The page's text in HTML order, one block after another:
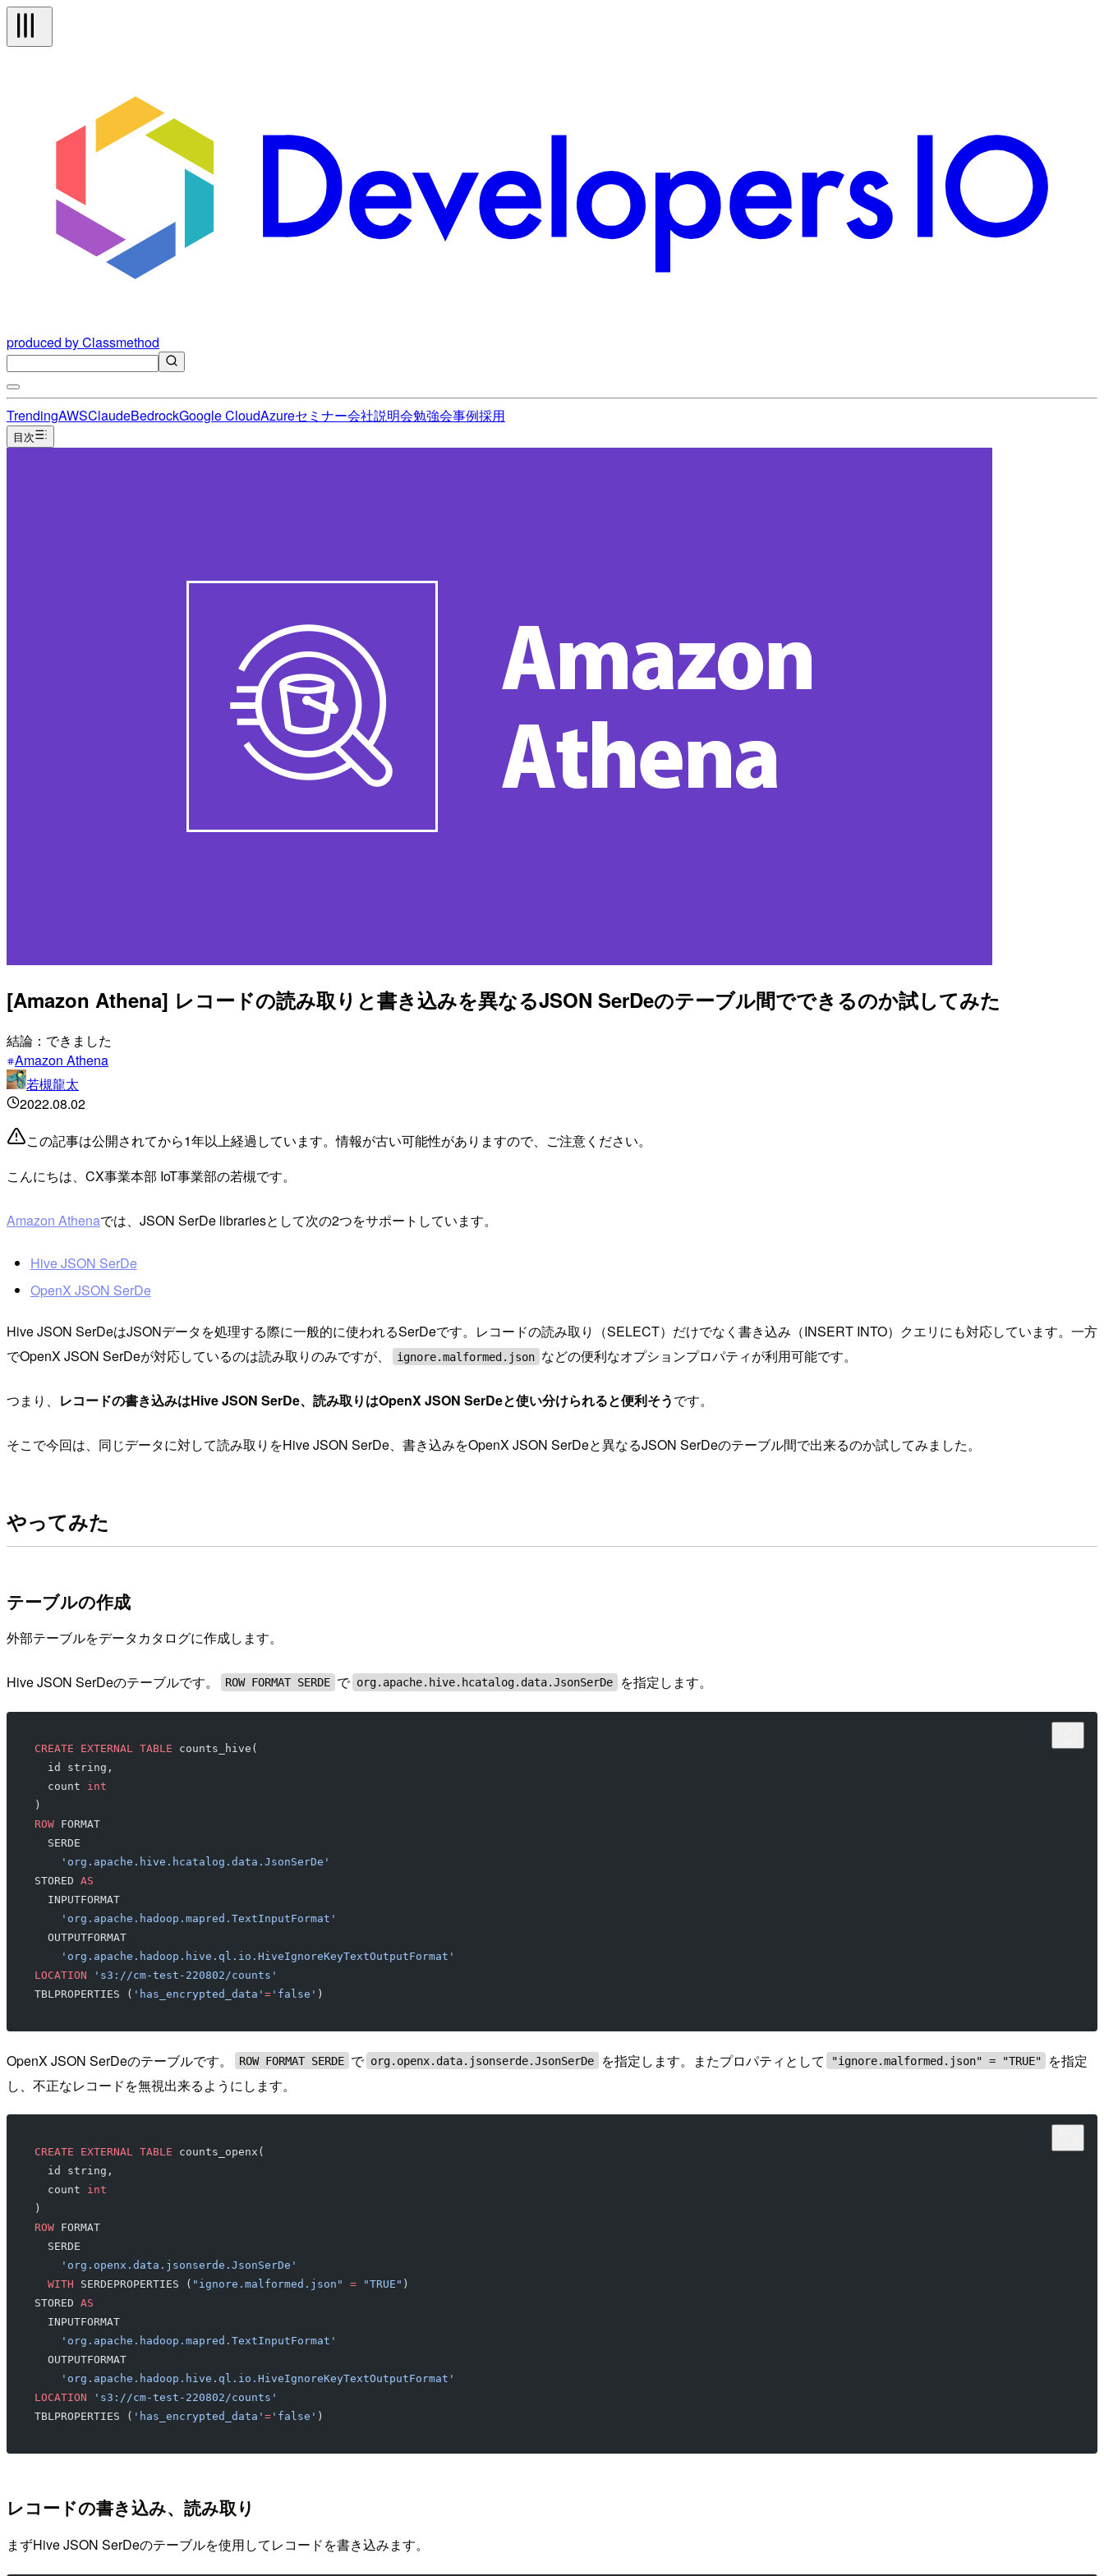
produced by Classmethod
TrendingAWSClaudeBedrockGoogle CloudAzureセミナー会社説明会勉強会事例採用
目次
[Amazon Athena] レコードの読み取りと書き込みを異なるJSON SerDeのテーブル間でできるのか試してみた
結論：できました
Amazon Athena
若槻龍太
2022.08.02
この記事は公開されてから1年以上経過しています。情報が古い可能性がありますので、ご注意ください。
こんにちは、CX事業本部 IoT事業部の若槻です。
Amazon Athenaでは、JSON SerDe librariesとして次の2つをサポートしています。
Hive JSON SerDe
OpenX JSON SerDe
Hive JSON SerDeはJSONデータを処理する際に一般的に使われるSerDeです。レコードの読み取り（SELECT）だけでなく書き込み（INSERT INTO）クエリにも対応しています。一方
でOpenX JSON SerDeが対応しているのは読み取りのみですが、
ignore.malformed.json などの便利なオプションプロパティが利用可能です。
つまり、 レコードの書き込みはHive JSON SerDe、読み取りはOpenX JSON SerDeと使い分けられると便利そうです。
そこで今回は、同じデータに対して読み取りをHive JSON SerDe、書き込みをOpenX JSON SerDeと異なるJSON SerDeのテーブル間で出来るのか試してみました。
やってみた
テーブルの作成
外部テーブルをデータカタログに作成します。
Hive JSON SerDeのテーブルです。 ROW FORMAT SERDE で org.apache.hive.hcatalog.data.JsonSerDe を指定します。
CREATE EXTERNAL TABLE counts_hive(
  id string,
  count
int
)
ROW FORMAT
  SERDE
    'org.apache.hive.hcatalog.data.JsonSerDe'
STORED AS
  INPUTFORMAT
    'org.apache.hadoop.mapred.TextInputFormat'
  OUTPUTFORMAT
    'org.apache.hadoop.hive.ql.io.HiveIgnoreKeyTextOutputFormat'
LOCATION 's3://cm-test-220802/counts'
TBLPROPERTIES ( 'has_encrypted_data' ='false' )
OpenX JSON SerDeのテーブルです。 ROW FORMAT SERDE で org.openx.data.jsonserde.JsonSerDe を指定します。またプロパティとして "ignore.malformed.json" = "TRUE"
を指定
し、不正なレコードを無視出来るようにします。
CREATE EXTERNAL TABLE counts_openx(
  id string,
  count
int
)
ROW FORMAT
  SERDE
    'org.openx.data.jsonserde.JsonSerDe'
  WITH
SERDEPROPERTIES ( "ignore.malformed.json" = "TRUE" )
STORED AS
  INPUTFORMAT
    'org.apache.hadoop.mapred.TextInputFormat'
  OUTPUTFORMAT
    'org.apache.hadoop.hive.ql.io.HiveIgnoreKeyTextOutputFormat'
LOCATION 's3://cm-test-220802/counts'
TBLPROPERTIES ( 'has_encrypted_data' ='false' )
レコードの書き込み、読み取り
まずHive JSON SerDeのテーブルを使用してレコードを書き込みます。